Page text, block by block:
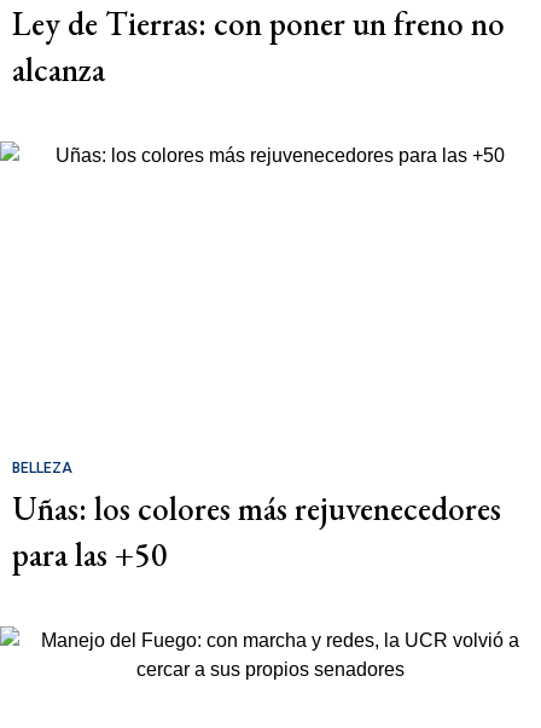
Ley de Tierras: con poner un freno no
alcanza
BELLEZA
Uñas: los colores más rejuvenecedores
para las +50